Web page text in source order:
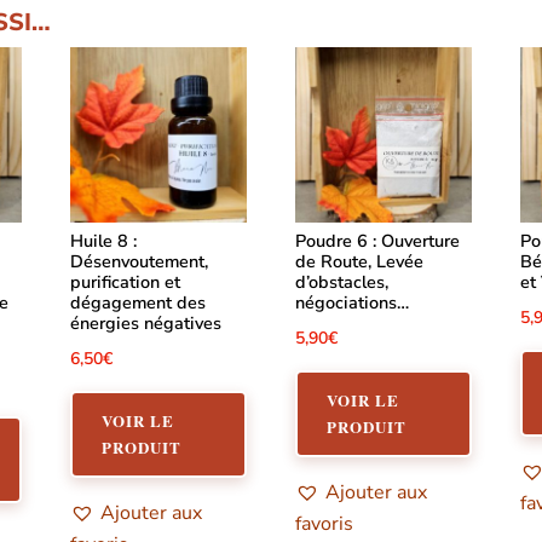
Huile 8 :
Désenvoutement,
purification et
dégagement des
énergies négatives
6,50€
VOIR LE
PRODUIT
Ajouter aux
Poudre 6 : Ouverture
de Route, Levée
d’obstacles,
négociations…
5,90€
VOIR LE
PRODUIT
Ajouter aux
favoris
et